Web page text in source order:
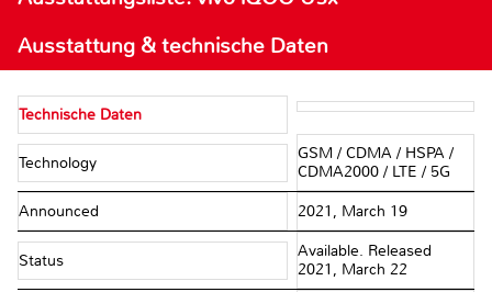
Ausstattung & technische Daten
Technische Daten
Technology
GSM / CDMA / HSPA /
CDMA2000 / LTE / 5G
Announced 2021, March 19
Status
Available. Released
2021, March 22